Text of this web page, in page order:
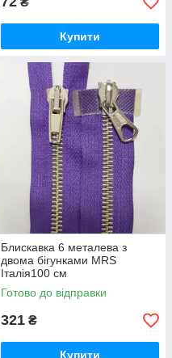
Купити
Блискавка 6 металева з
двома бігунками MRS
Італія100 см
Готово до відправки
321 ₴
Купити